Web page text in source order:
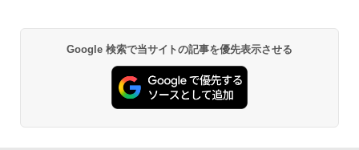
by Amazon 天然水 ラベルレス 500ml ×24本
ウォーター ペットボトル 静岡県産 500ミリリ
ットル (Smart Basic)
異世界居酒屋「のぶ」(22) (角川コミックス・
￥832
Google 検索で当サイトの記事を優先表示させる